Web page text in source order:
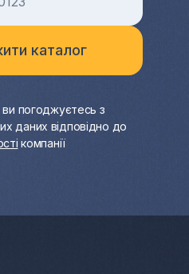
погоджуєтесь з
даних відповідно до
компанії